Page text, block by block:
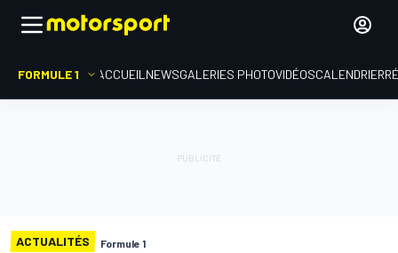
FORMULE 1 ACCUEIL NEWSGALERIES PHOTOVIDÉOSCALENDRIER
ACTUALITÉS Formule 1